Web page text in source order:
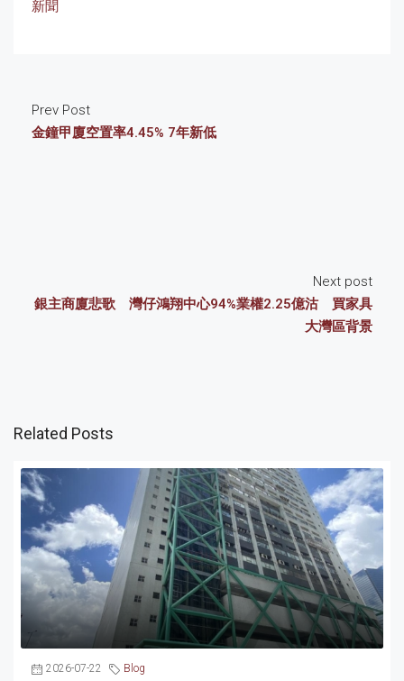
新聞
Prev Post
金鐘甲廈空置率4.45% 7年新低
Next post
銀主商廈悲歌 灣仔鴻翔中心94%業權2.25億沽 買家具
大灣區背景
Related Posts
2026-07-22 Blog